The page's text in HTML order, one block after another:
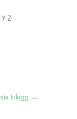
Z
Inlägg →